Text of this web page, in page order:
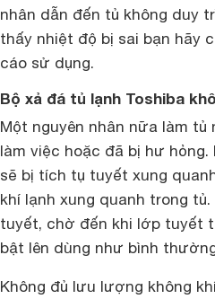
nhân dẫn đến tủ không duy
thấy nhiệt độ bị sai bạn hãy
cáo sử dụng.
Bộ xả đá tủ lạnh Toshiba
Một nguyên nhân nữa làm
làm việc hoặc đã bị hư
sẽ bị tích tụ tuyết xung
khí lạnh xung quanh trong
tuyết, chờ đến khi lớp tuyết
bật lên dùng như bình
Không đủ lưu lượng không